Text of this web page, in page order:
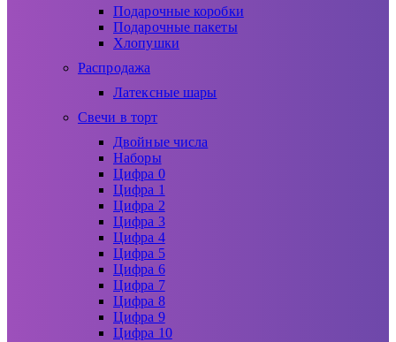
Подарочные коробки
Подарочные пакеты
Хлопушки
Распродажа
Латексные шары
Свечи в торт
Двойные числа
Наборы
Цифра 0
Цифра 1
Цифра 2
Цифра 3
Цифра 4
Цифра 5
Цифра 6
Цифра 7
Цифра 8
Цифра 9
Цифра 10